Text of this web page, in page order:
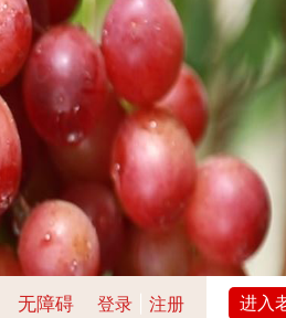
无障碍 登录| 注册 进入